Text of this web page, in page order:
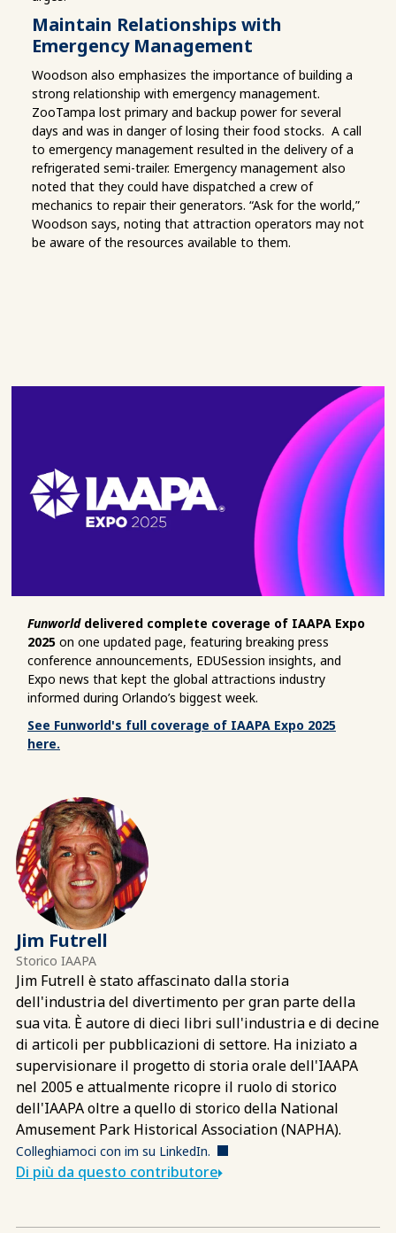
Maintain Relationships with
Emergency Management
Woodson also emphasizes the importance of building a
strong relationship with emergency management.
ZooTampa lost primary and backup power for several
days and was in danger of losing their food stocks. A call
to emergency management resulted in the delivery of a
refrigerated semi-trailer. Emergency management also
noted that they could have dispatched a crew of
mechanics to repair their generators. “Ask for the world,”
Woodson says, noting that attraction operators may not
be aware of the resources available to them.
Funworlddelivered complete coverage of IAAPA Expo
2025 on one updated page, featuring breaking press
conference announcements, EDUSession insights, and
Expo news that kept the global attractions industry
informed during Orlando’s biggest week.
See Funworld's full coverage of IAAPA Expo 2025
here.
Jim Futrell
Storico IAAPA
Jim Futrell è stato affascinato dalla storia
dell'industria del divertimento per gran parte della
sua vita. È autore di dieci libri sull'industria e di decine
di articoli per pubblicazioni di settore. Ha iniziato a
supervisionare il progetto di storia orale dell'IAAPA
nel 2005 e attualmente ricopre il ruolo di storico
dell'IAAPA oltre a quello di storico della National
Amusement Park Historical Association (NAPHA).
Colleghiamoci con im su LinkedIn.
Di più da questo contributore